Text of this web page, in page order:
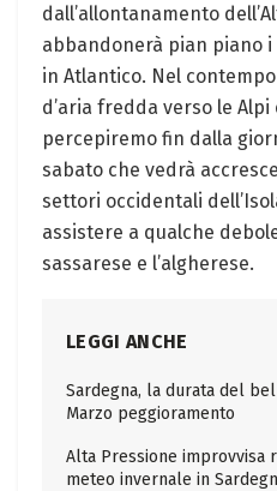
dall’allontanamento
abbandonerà pian piano
in Atlantico. Nel
d’aria fredda verso le
percepiremo fin dalla
sabato che vedrà
settori occidentali
assistere a qualche
sassarese e l’algherese.
LEGGI ANCHE
Sardegna, la durata del
Marzo peggioramento
Alta Pressione improvvisa
meteo invernale in